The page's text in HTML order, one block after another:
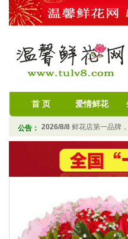
首 页 爱情鲜花
公告： 2026/8/8 鲜花店第一品牌